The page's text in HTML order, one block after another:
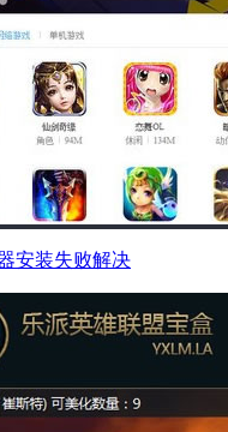
安装失败解决